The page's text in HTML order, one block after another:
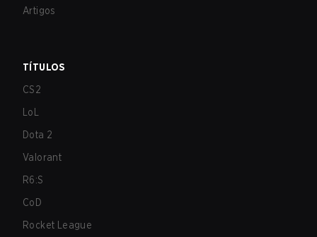
Artigos
TÍTULOS
CS2
LoL
Dota 2
Valorant
R6:S
CoD
Rocket League